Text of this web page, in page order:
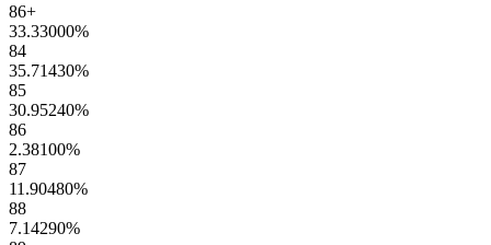
86+
33.33000%
84
35.71430%
85
30.95240%
86
2.38100%
87
11.90480%
88
7.14290%